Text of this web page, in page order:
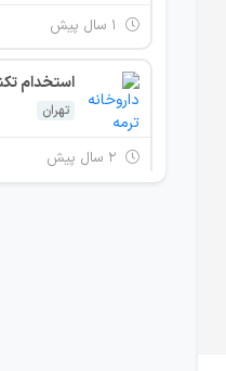
تهران